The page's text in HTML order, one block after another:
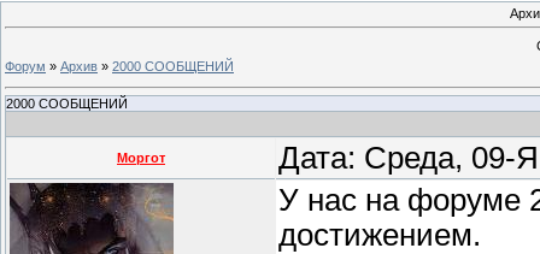
Форум » Архив » 2000 СООБЩЕНИЙ
2000 СООБЩЕНИЙ
Моргот Дата: Среда, 09-
У нас на форуме
достижением.